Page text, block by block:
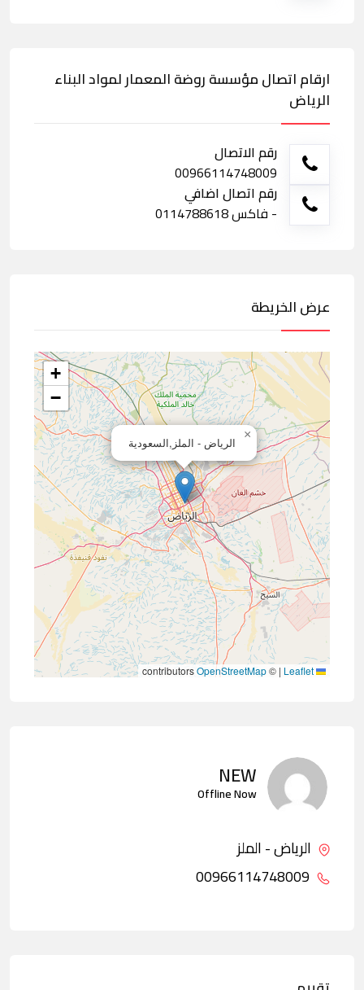
ارقام اتصال مؤسسة روضة المعمار لمواد البناء
الرياض
رقم الاتصال
00966114748009
رقم اتصال اضافي
- فاكس 0114788618
عرض الخريطة
الرياض - الملز,السعودية
×
+
−
|
©
OpenStreetMap
NEW
Offline Now
الرياض - الملز